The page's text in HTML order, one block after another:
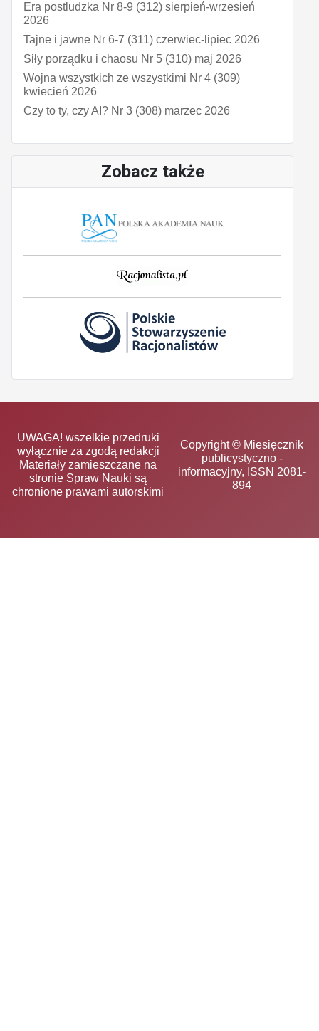
Era postludzka Nr 8-9 (312) sierpień-wrzesień
2026
Tajne i jawne Nr 6-7 (311) czerwiec-lipiec 2026
Siły porządku i chaosu Nr 5 (310) maj 2026
Wojna wszystkich ze wszystkimi Nr 4 (309)
kwiecień 2026
Czy to ty, czy AI? Nr 3 (308) marzec 2026
Zobacz także
UWAGA! wszelkie przedruki
wyłącznie za zgodą redakcji
Materiały zamieszczane na
stronie Spraw Nauki są
chronione prawami autorskimi
Copyright © Miesięcznik
publicystyczno -
informacyjny, ISSN 2081-
894